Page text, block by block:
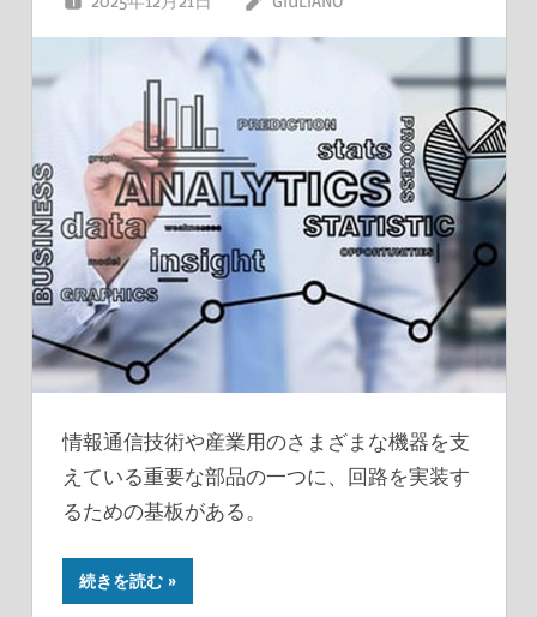
情報通信技術や産業用のさまざまな機器を支
えている重要な部品の一つに、回路を実装す
るための基板がある。
続きを読む